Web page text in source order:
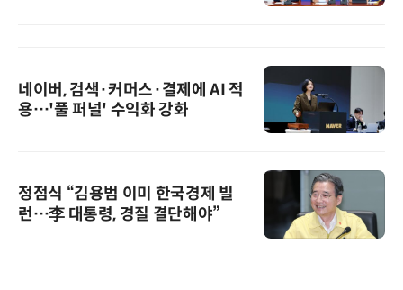
네이버, 검색·커머스·결제에 AI 적
용…'풀 퍼널' 수익화 강화
정점식 “김용범 이미 한국경제 빌
런…李 대통령, 경질 결단해야”